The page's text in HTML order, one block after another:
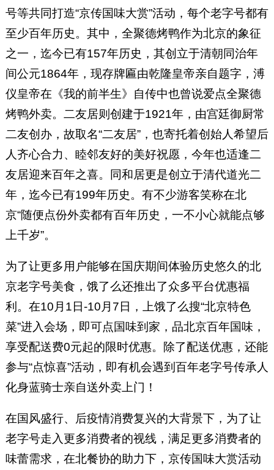
号等共同打造“京传国味大赏”活动，每个老字号都有
至少百年历史。其中，全聚德烤鸭作为北京的象征
之一，迄今已有157年历史，其创立于清朝同治年
间公元1864年，现存牌匾由乾隆皇帝亲自题字，溥
仪皇帝在《我的前半生》自传中也曾说爱点全聚德
烤鸭外卖。二友居则创建于1921年，由宫廷御厨常
二友创办，故取名“二友居”，也寄托着创始人希望后
人齐心合力、睦邻友好的美好祝愿，今年也适逢二
友居迎来百年之喜。同和居更是创立于清代道光二
年，迄今已有199年历史。有不少游客笑称在北
京“随便点份外卖都有百年历史，一不小心就能点够
上千岁”。
为了让更多用户能够在国庆期间体验历史悠久的北
京老字号美食，饿了么还推出了众多平台优惠福
利。在10月1日-10月7日，上饿了么搜“北京特色
菜”进入会场，即可点国味到家，品北京百年国味，
享受配送费0元起的限时优惠。除了配送优惠，还能
参与“点惊喜”活动，即有机会遇到百年老字号传承人
化身蓝骑士亲自送外卖上门！
在国风盛行、后疫情消费复兴的大背景下，为了让
老字号走入更多消费者的视线，满足更多消费者的
味蕾需求，在北餐协的助力下，京传国味大赏活动